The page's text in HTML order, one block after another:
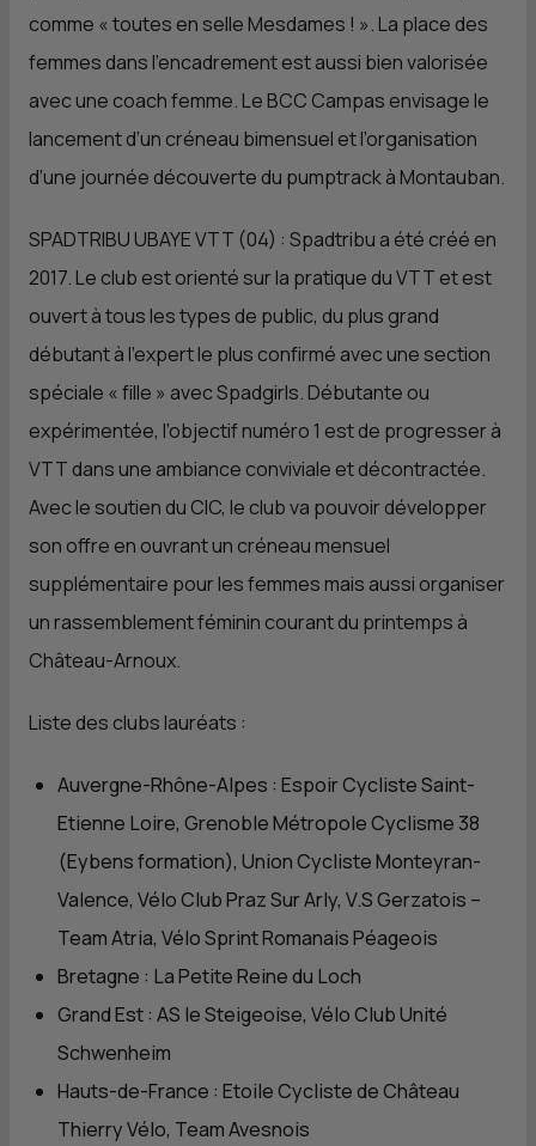
comme « toutes en selle Mesdames ! ». La place des
femmes dans l’encadrement est aussi bien valorisée
avec une coach femme. Le BCC Campas envisage le
lancement d’un créneau bimensuel et l’organisation
d’une journée découverte du pumptrack à Montauban.
SPADTRIBU UBAYE VTT (04) : Spadtribu a été créé en
2017. Le club est orienté sur la pratique du VTT et est
ouvert à tous les types de public, du plus grand
débutant à l’expert le plus confirmé avec une section
spéciale « fille » avec Spadgirls. Débutante ou
expérimentée, l’objectif numéro 1 est de progresser à
VTT dans une ambiance conviviale et décontractée.
Avec le soutien du CIC, le club va pouvoir développer
son offre en ouvrant un créneau mensuel
supplémentaire pour les femmes mais aussi organiser
un rassemblement féminin courant du printemps à
Château-Arnoux.
Liste des clubs lauréats :
Auvergne-Rhône-Alpes : Espoir Cycliste Saint-
Etienne Loire, Grenoble Métropole Cyclisme 38
(Eybens formation), Union Cycliste Monteyran-
Valence, Vélo Club Praz Sur Arly, V.S Gerzatois –
Team Atria, Vélo Sprint Romanais Péageois
Bretagne : La Petite Reine du Loch
Grand Est : AS le Steigeoise, Vélo Club Unité
Schwenheim
Hauts-de-France : Etoile Cycliste de Château
Thierry Vélo, Team Avesnois